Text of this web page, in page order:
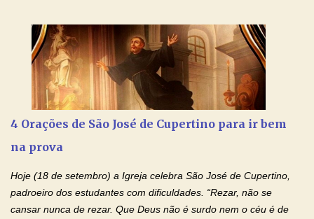
Ágape de nosso Pai Santo - Jesus - te curar, deixe nossa
Mãezinha do Céu - Maria - te proteger com Seu divino manto.
Não desista, Jesus irá curar todas suas feridas, Creia! Adriana-
Devoção e Fé Oração de Libertação das Drogas (São Miguel
Arcanjo) "Senhor, Pai Eterno, em Nome de Teu Filho Jesus,
se encontram encarcerados em um vício, escravos de alguma
droga. Senhor, Pai Poderoso e cheio de Misericórdia, na
drogas, c...
4 Orações de São José de Cupertino para ir bem
na prova
Hoje (18 de setembro) a Igreja celebra São José de Cupertino,
padroeiro dos estudantes com dificuldades. “Rezar, não se
cansar nunca de rezar. Que Deus não é surdo nem o céu é de